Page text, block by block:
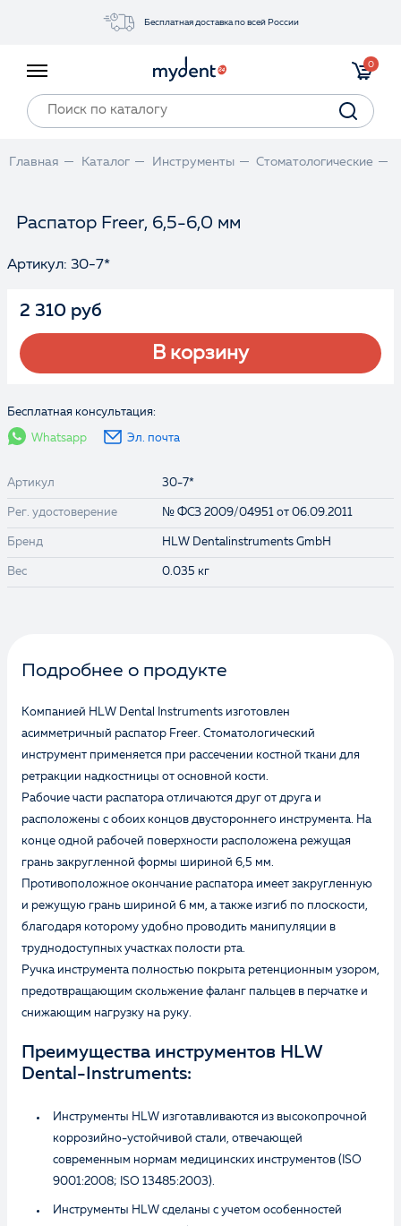
Бесплатная доставка по всей России
Прайс-лист
0
Главная Каталог Инструменты Стоматологические
Распатор Freer, 6,5-6,0 мм
Артикул: 30-7*
2 310 руб
В корзину
Бесплатная консультация:
Whatsapp Эл. почта
Артикул 30-7*
Рег. удостоверение № ФСЗ 2009/04951 от 06.09.2011
Бренд HLW Dentalinstruments GmbH
Вес 0.035 кг
Подробнее о продукте
Компанией HLW Dental Instruments изготовлен
асимметричный распатор Freer. Стоматологический
инструмент применяется при рассечении костной ткани для
ретракции надкостницы от основной кости.
Рабочие части распатора отличаются друг от друга и
расположены с обоих концов двустороннего инструмента. На
конце одной рабочей поверхности расположена режущая
грань закругленной формы шириной 6,5 мм.
Противоположное окончание распатора имеет закругленную
и режущую грань шириной 6 мм, а также изгиб по плоскости,
благодаря которому удобно проводить манипуляции в
труднодоступных участках полости рта.
Ручка инструмента полностью покрыта ретенционным узором,
предотвращающим скольжение фаланг пальцев в перчатке и
снижающим нагрузку на руку.
Преимущества инструментов HLW
Dental-Instruments:
Инструменты HLW изготавливаются из высокопрочной
коррозийно-устойчивой стали, отвечающей
современным нормам медицинских инструментов (ISO
9001:2008; ISO 13485:2003).
Инструменты HLW сделаны с учетом особенностей